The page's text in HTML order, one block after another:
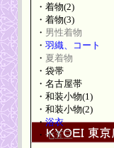
・ 着物(2)
・ 着物(3)
・ 男性着物
・ 羽織、コート
・ 夏着物
・ 袋帯
・ 名古屋帯
・ 和装小物(1)
・ 和装小物(2)
・浴衣
・ 七五三